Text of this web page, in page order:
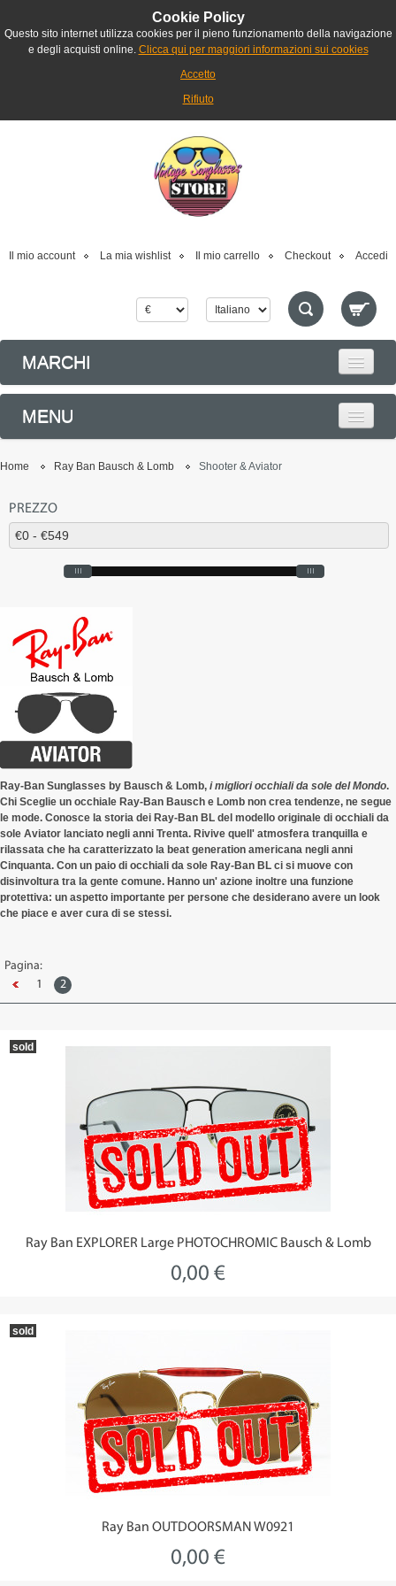
Cookie Policy
Questo sito internet utilizza cookies per il pieno funzionamento della navigazione
e degli acquisti online. Clicca qui per maggiori informazioni sui cookies
Accetto
Rifiuto
Il mio account La mia wishlist Il mio carrello Checkout Accedi
MARCHI
MENU
Home Ray Ban Bausch & Lomb Shooter & Aviator
PREZZO
Ray-Ban Sunglasses by Bausch & Lomb, i migliori occhiali da sole del Mondo.
Chi Sceglie un occhiale Ray-Ban Bausch e Lomb non crea tendenze, ne segue
le mode. Conosce la storia dei Ray-Ban BL del modello originale di occhiali da
sole Aviator lanciato negli anni Trenta. Rivive quell' atmosfera tranquilla e
rilassata che ha caratterizzato la beat generation americana negli anni
Cinquanta. Con un paio di occhiali da sole Ray-Ban BL ci si muove con
disinvoltura tra la gente comune. Hanno un' azione inoltre una funzione
protettiva: un aspetto importante per persone che desiderano avere un look
che piace e aver cura di se stessi.
Pagina:
1
2
Ray Ban EXPLORER Large PHOTOCHROMIC Bausch & Lomb
0,00 €
sold
Ray Ban OUTDOORSMAN W0921
0,00 €
sold